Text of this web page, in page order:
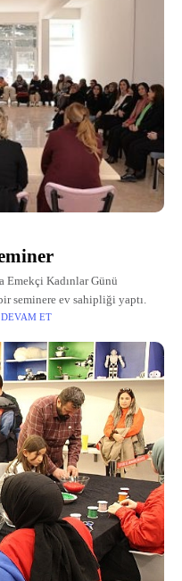
Emekçi Kadınlar Günü
seminere ev sahipliği yaptı.
ET